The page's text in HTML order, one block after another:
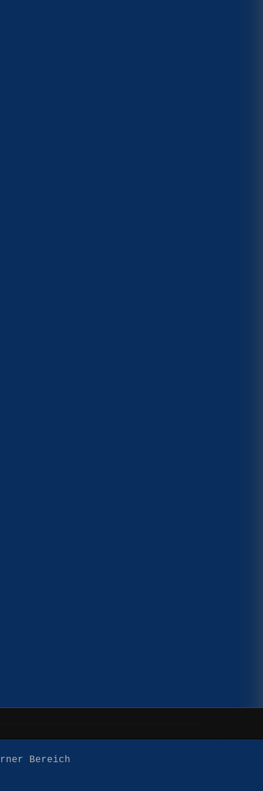
Bereich